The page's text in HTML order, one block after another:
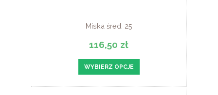
Miska śred. 25
116,50 zł
WYBIERZ OPCJE